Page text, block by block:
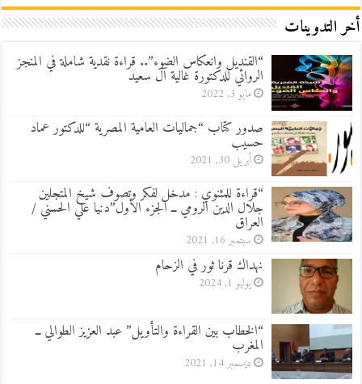
أخر التدوينات
“القنديل وانعكاس الضوء”.. قراءة نقدية شاملة في المنجز
الروائي للدكتورة غالية آل سعيد
مايو 3, 2022
صدور كتاب “جماليات العامية المصرية “للدكتور عماد
حسيب
أبريل 30, 2021
“قراءة للمثنوي : مدخل لفكر وتصوف شيخ المتجلين
جلال الدين الرومي ــ الجزء الأول”دنيا علي الحسني /
العراق
سبتمبر 16, 2021
نهداك قرنا ثور في الزحام
يوليو 1, 2024
“الخطاب بين القراءة والتأويل” عبد العزيز الطوالي ــ
المغرب
ديسمبر 14, 2021